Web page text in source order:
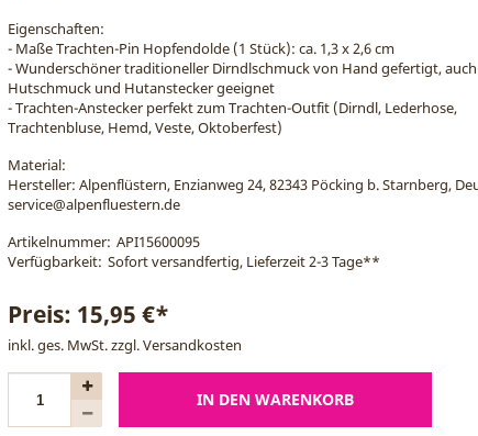
Eigenschaften:
- Maße Trachten-Pin Hopfendolde (1 Stück): ca. 1,3 x 2,6 cm
- Wunderschöner traditioneller Dirndlschmuck von Hand gefertigt,
Hutschmuck und Hutanstecker geeignet
- Trachten-Anstecker perfekt zum Trachten-Outfit (Dirndl, Lederhose,
Trachtenbluse, Hemd, Veste, Oktoberfest)
Material:
Hersteller: Alpenflüstern, Enzianweg 24, 82343 Pöcking b. Starnberg,
service@alpenfluestern.de
Artikelnummer: API15600095
Verfügbarkeit: Sofort versandfertig, Lieferzeit 2-3 Tage**
Preis: 15,95 €*
inkl. ges. MwSt. zzgl.Versandkosten
IN DEN WARENKORB